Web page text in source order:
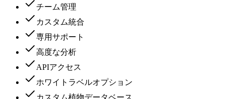
チーム管理
カスタム統合
専用サポート
高度な分析
APIアクセス
ホワイトラベルオプション
カスタム植物データベース